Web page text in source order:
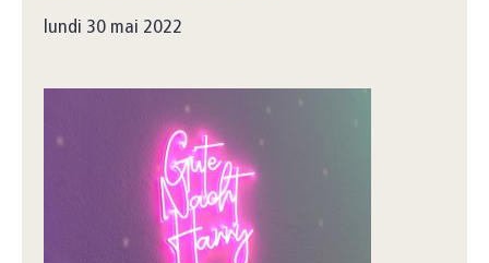
lundi 30 mai 2022